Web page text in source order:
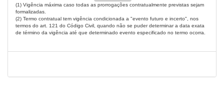
(1) Vigência máxima caso todas as prorrogações contratualmente previstas sejam
formalizadas.
(2) Termo contratual tem vigência condicionada a "evento futuro e incerto", nos
termos do art. 121 do Código Civil, quando não se puder determinar a data exata
de término da vigência até que determinado evento especificado no termo ocorra.